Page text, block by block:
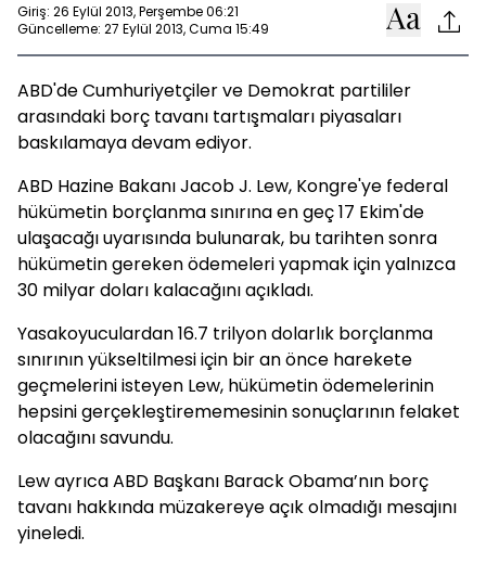
Giriş: 26 Eylül 2013, Perşembe 06:21
Güncelleme: 27 Eylül 2013, Cuma 15:49
ABD'de Cumhuriyetçiler ve Demokrat partililer
arasındaki borç tavanı tartışmaları piyasaları
baskılamaya devam ediyor.
ABD Hazine Bakanı Jacob J. Lew, Kongre'ye federal
hükümetin borçlanma sınırına en geç 17 Ekim'de
ulaşacağı uyarısında bulunarak, bu tarihten sonra
hükümetin gereken ödemeleri yapmak için yalnızca
30 milyar doları kalacağını açıkladı.
Yasakoyuculardan 16.7 trilyon dolarlık borçlanma
sınırının yükseltilmesi için bir an önce harekete
geçmelerini isteyen Lew, hükümetin ödemelerinin
hepsini gerçekleştirememesinin sonuçlarının felaket
olacağını savundu.
Lew ayrıca ABD Başkanı Barack Obama’nın borç
tavanı hakkında müzakereye açık olmadığı mesajını
yineledi.